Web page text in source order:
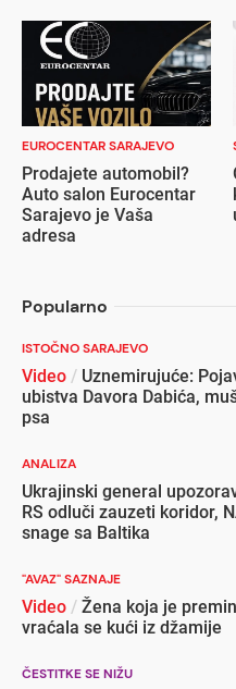
EUROCENTAR SARAJEVO
Prodajete automobil?
Auto salon Eurocentar
Sarajevo je Vaša
adresa
Popularno
ISTOČNO SARAJEVO
Video / Uznemirujuće:
ubistva Davora Dabića,
psa
ANALIZA
Ukrajinski general
RS odluči zauzeti koridor,
snage sa Baltika
"AVAZ" SAZNAJE
Video / Žena koja je
vraćala se kući iz džamije
ČESTITKE SE NIŽU